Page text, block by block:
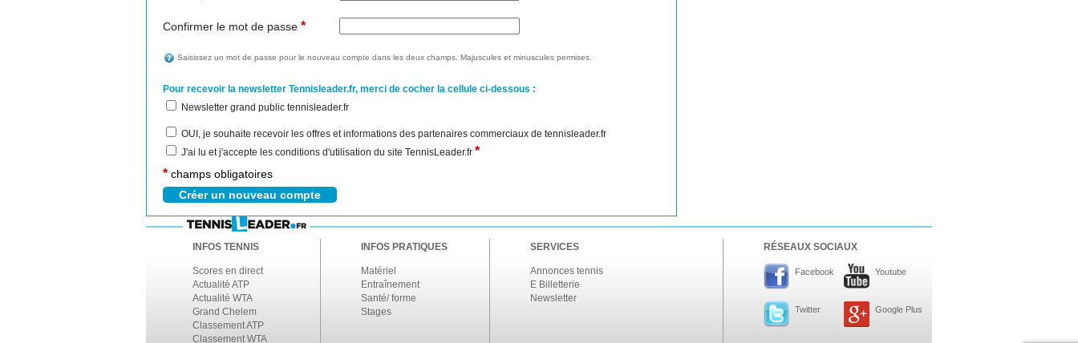
Confirmer le mot de passe *
Saisissez un mot de passe pour le nouveau compte dans les deux champs. Majuscules et minuscules permises.
Pour recevoir la newsletter Tennisleader.fr, merci de cocher la cellule ci-dessous :
Newsletter grand public tennisleader.fr
OUI, je souhaite recevoir les offres et informations des partenaires commerciaux de tennisleader.fr
J'ai lu et j'accepte les conditions d'utilisation du site TennisLeader.fr *
* champs obligatoires
INFOS TENNIS
Scores en direct
Actualité ATP
Actualité WTA
Grand Chelem
Classement ATP
Classement WTA
INFOS PRATIQUES
Matériel
Entraînement
Santé/ forme
Stages
SERVICES
Annonces tennis
E Billetterie
Newsletter
RÉSEAUX SOCIAUX
Facebook Youtube
Twitter Google Plus